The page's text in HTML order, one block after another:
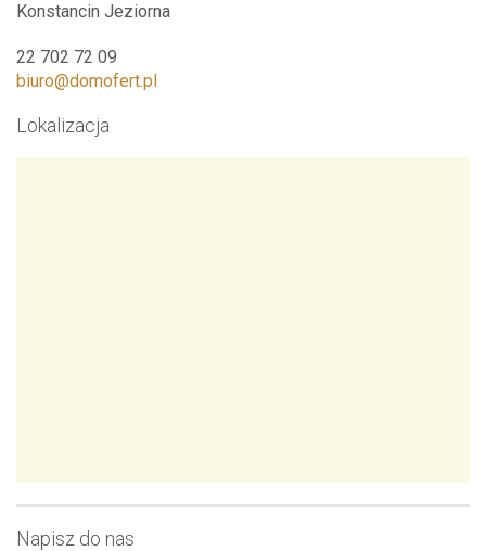
Konstancin Jeziorna
22 702 72 09
biuro@domofert.pl
Lokalizacja
Napisz do nas